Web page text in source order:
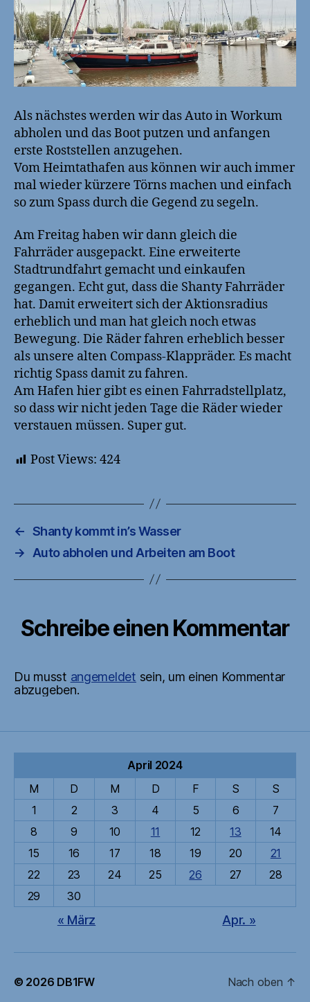
Als nächstes werden wir das Auto in Workum
abholen und das Boot putzen und anfangen
erste Roststellen anzugehen.
Vom Heimtathafen aus können wir auch immer
mal wieder kürzere Törns machen und einfach
so zum Spass durch die Gegend zu segeln.
Am Freitag haben wir dann gleich die
Fahrräder ausgepackt. Eine erweiterte
Stadtrundfahrt gemacht und einkaufen
gegangen. Echt gut, dass die Shanty Fahrräder
hat. Damit erweitert sich der Aktionsradius
erheblich und man hat gleich noch etwas
Bewegung. Die Räder fahren erheblich besser
als unsere alten Compass-Klappräder. Es macht
richtig Spass damit zu fahren.
Am Hafen hier gibt es einen Fahrradstellplatz,
so dass wir nicht jeden Tage die Räder wieder
verstauen müssen. Super gut.
Post Views: 424
← Shanty kommt in’s Wasser
→
Auto abholen und Arbeiten am Boot
Schreibe einen Kommentar
Du musst angemeldet sein, um einen Kommentar
abzugeben.
April 2024
M
D M D F S
S
1
2 3 4 5 6
7
8
9 10 11 12 13
14
15
16 17 18 19 20
21
22
23 24 25 26 27
28
29
30
« März Apr. »
© 2026 DB1FW Nach oben ↑